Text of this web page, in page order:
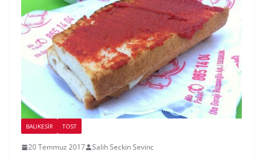
BALIKESIR TOST
20 Temmuz 2017 Salih Seckin Sevinc